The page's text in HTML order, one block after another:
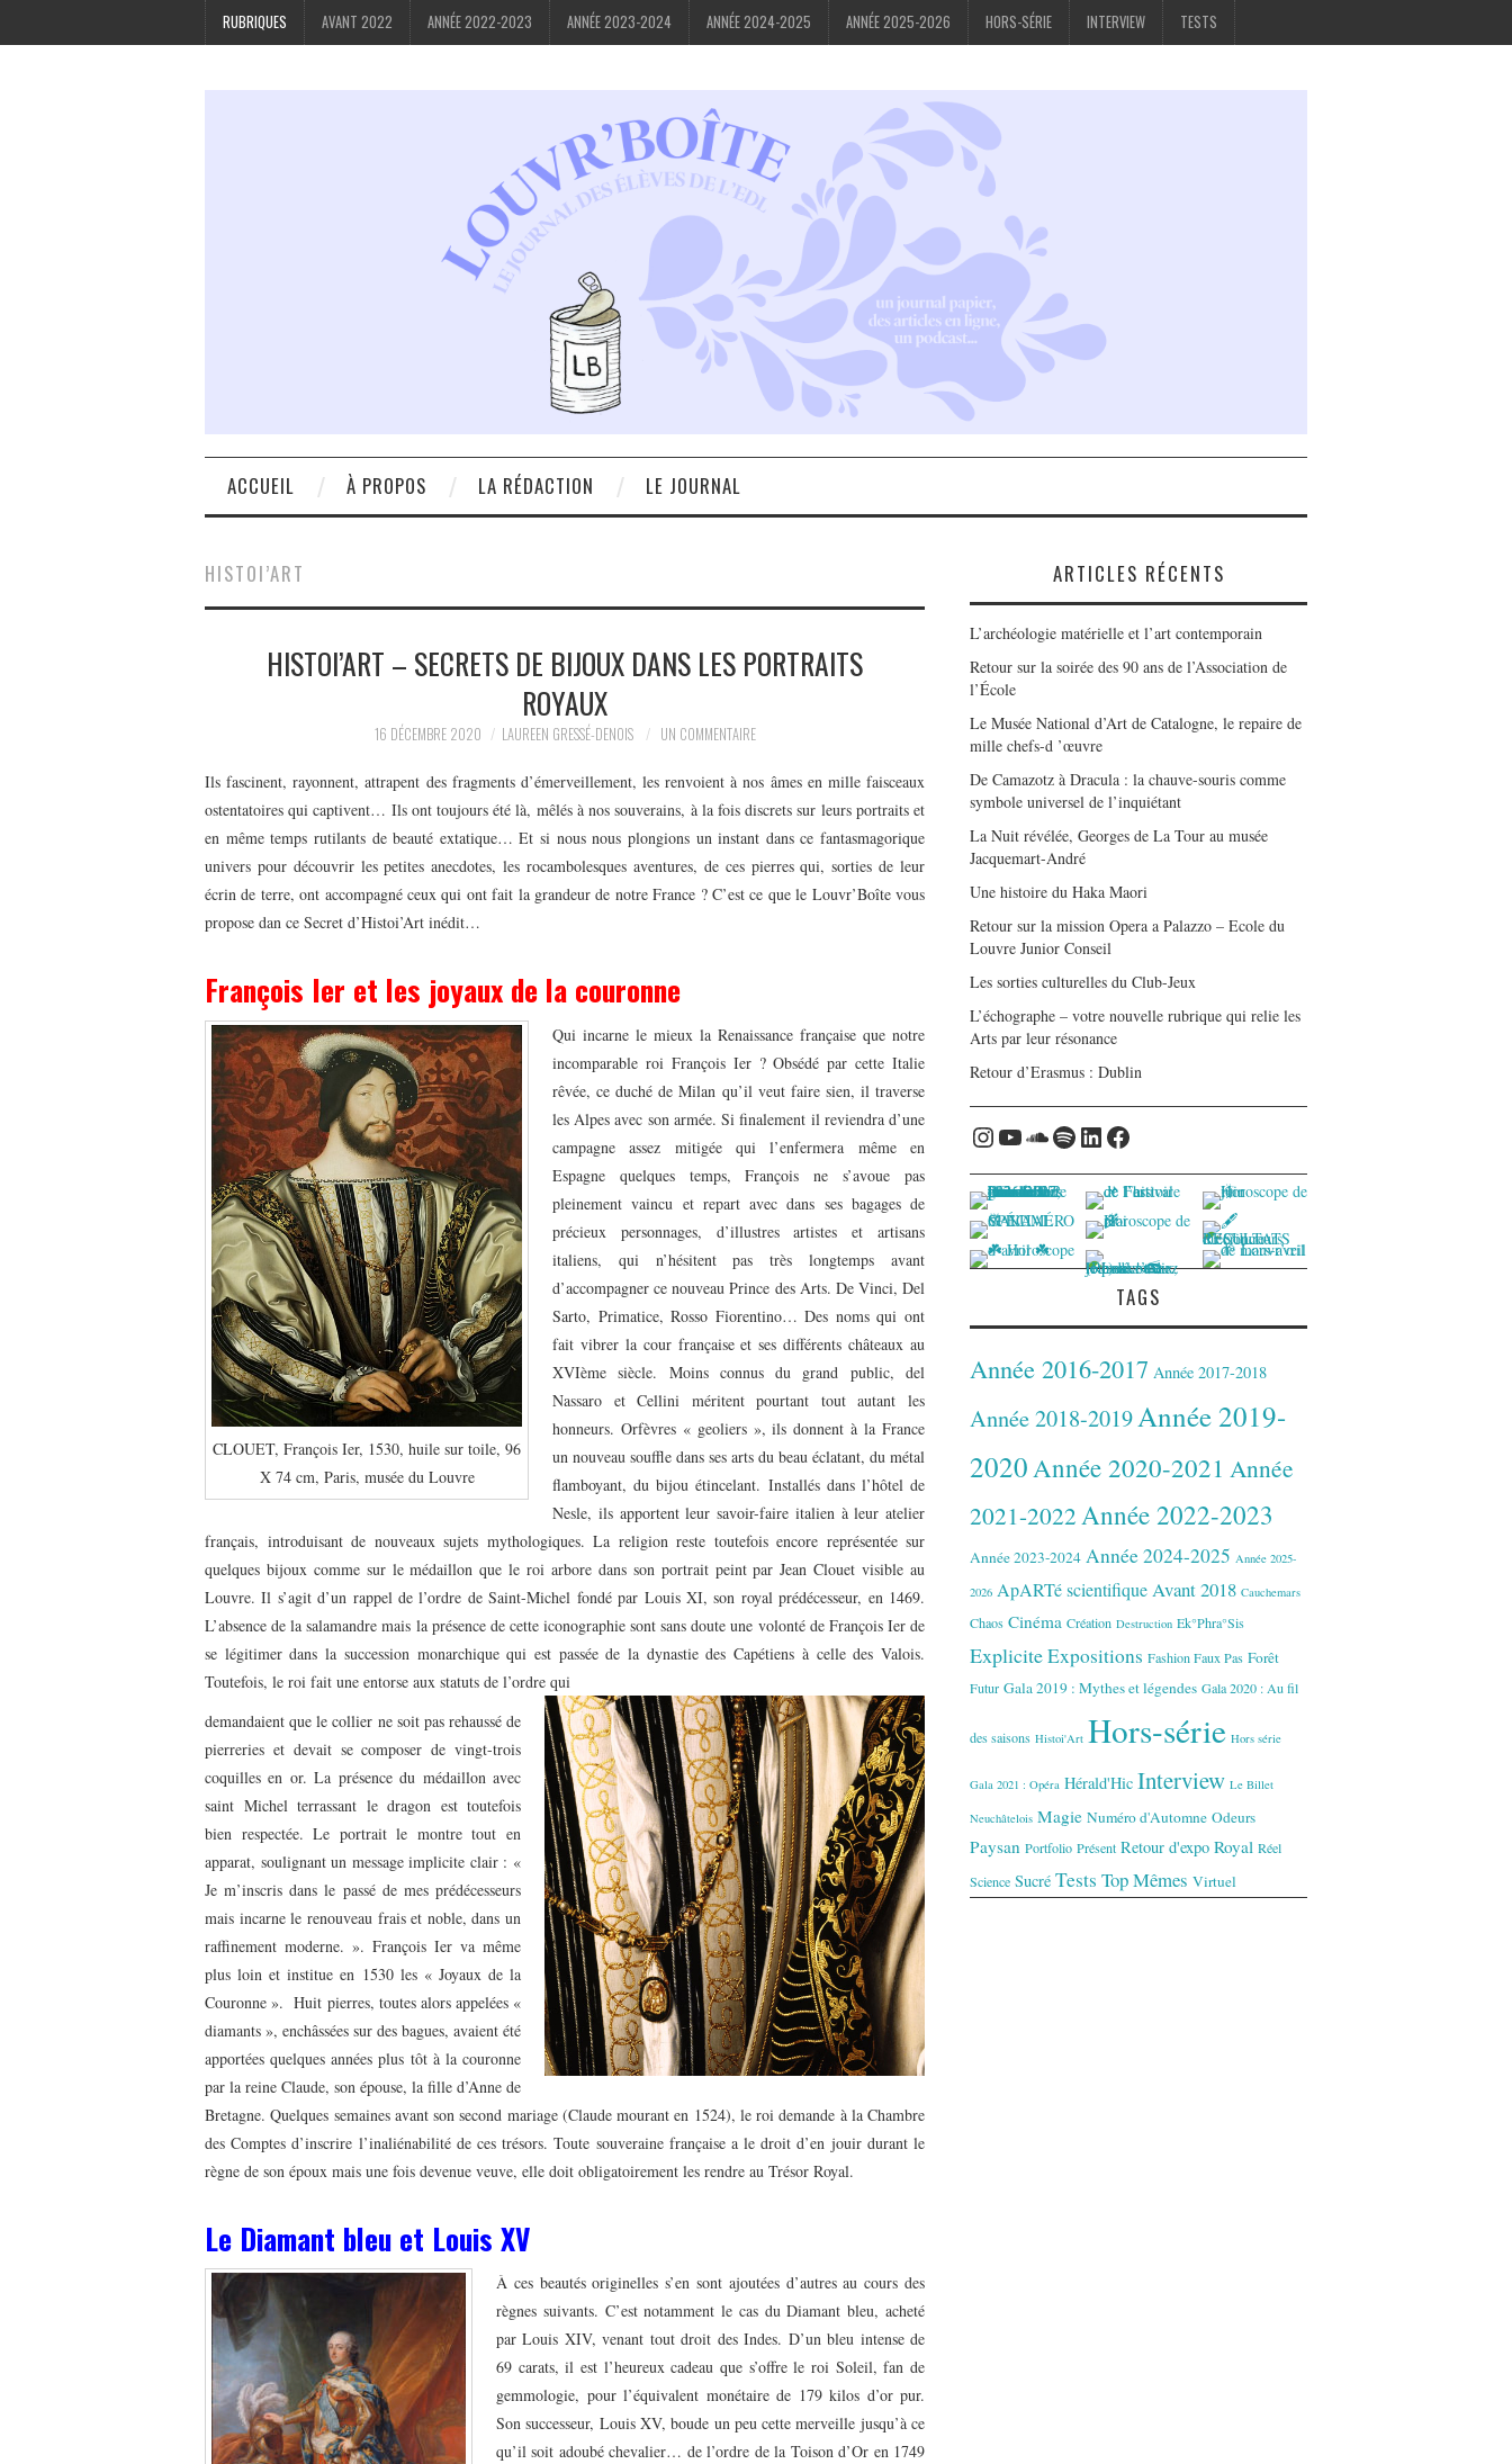
RUBRIQUES AVANT 2022 ANNÉE 2022-2023 ANNÉE 2023-2024 ANNÉE 2024-2025 ANNÉE 2025-2026 HORS-SÉRIE INTERVIEW TESTS
ACCUEIL À PROPOS LA RÉDACTION LE JOURNAL
HISTOI’ART
HISTOI’ART – SECRETS DE BIJOUX DANS LES PORTRAITS
ROYAUX
16 DÉCEMBRE 2020 LAUREEN GRESSÉ-DENOIS UN COMMENTAIRE
Ils fascinent, rayonnent, attrapent des fragments d’émerveillement, les renvoient à nos âmes en mille faisceaux
ostentatoires qui captivent… Ils ont toujours été là, mêlés à nos souverains, à la fois discrets sur leurs portraits et
en même temps rutilants de beauté extatique… Et si nous nous plongions un instant dans ce fantasmagorique
univers pour découvrir les petites anecdotes, les rocambolesques aventures, de ces pierres qui, sorties de leur
écrin de terre, ont accompagné ceux qui ont fait la grandeur de notre France ? C’est ce que le Louvr’Boîte vous
propose dan ce Secret d’Histoi’Art inédit…
François Ier et les joyaux de la couronne
CLOUET, François Ier, 1530, huile sur toile, 96
X 74 cm, Paris, musée du Louvre
Qui incarne le mieux la Renaissance française que notre
incomparable roi François Ier? Obsédé par cette Italie
rêvée, ce duché de Milan qu’il veut faire sien, il traverse
les Alpes avec son armée. Si finalement il reviendra d’une
campagne assez mitigée qui l’enfermera même en
Espagne quelques temps, François ne s’avoue pas
pleinement vaincu et repart avec dans ses bagages de
précieux personnages, d’illustres artistes et artisans
italiens, qui n’hésitent pas très longtemps avant
d’accompagner ce nouveau Prince des Arts. De Vinci, Del
Sarto, Primatice, Rosso Fiorentino… Des noms qui ont
fait vibrer la cour française et ses différents châteaux au
XVIème siècle. Moins connus du grand public, del
Nassaro et Cellini méritent pourtant tout autant les
honneurs. Orfèvres « geoliers », ils donnent à la France
un nouveau souffle dans ses arts du beau éclatant, du métal
flamboyant, du bijou étincelant. Installés dans l’hôtel de
Nesle, ils apportent leur savoir-faire italien à leur atelier
français, introduisant de nouveaux sujets mythologiques. La religion reste toutefois encore représentée sur
quelques bijoux comme sur le médaillon que le roi arbore dans son portrait peint par Jean Clouet visible au
Louvre. Il s’agit d’un rappel de l’ordre de Saint-Michel fondé par Louis XI, son royal prédécesseur, en 1469.
L’absence de la salamandre mais la présence de cette iconographie sont sans doute une volonté de François Ierde
se légitimer dans la succession monarchique qui est passée de la dynastie des Capétiens à celle des Valois.
Toutefois, le roi fait une entorse aux statuts de l’ordre qui
demandaient que le collier ne soit pas rehaussé de
pierreries et devait se composer de vingt-trois
coquilles en or. La présence du médaillon avec
saint Michel terrassant le dragon est toutefois
bien respectée. Le portrait le montre tout en
apparat, soulignant un message implicite clair : «
Je m’inscris dans le passé de mes prédécesseurs
mais incarne le renouveau frais et noble, dans un
raffinement moderne. ». François Ier va même
plus loin et institue en 1530 les « Joyaux de la
Couronne ». Huit pierres, toutes alors appelées «
diamants », enchâssées sur des bagues, avaient été
apportées quelques années plus tôt à la couronne
par la reine Claude, son épouse, la fille d’Anne de
Bretagne. Quelques semaines avant son second mariage (Claude mourant en 1524), le roi demande à la Chambre
des Comptes d’inscrire l’inaliénabilité de ces trésors. Toute souveraine française a le droit d’en jouir durant le
règne de son époux mais une fois devenue veuve, elle doit obligatoirement les rendre au Trésor Royal.
Le Diamant bleu et Louis XV
À ces beautés originelles s’en sont ajoutées d’autres au cours des
règnes suivants. C’est notamment le cas du Diamant bleu, acheté
par Louis XIV, venant tout droit des Indes. D’un bleu intense de
69 carats, il est l’heureux cadeau que s’offre le roi Soleil, fan de
gemmologie, pour l’équivalent monétaire de 179 kilos d’or pur.
Son successeur, Louis XV, boude un peu cette merveille jusqu’à ce
qu’il soit adoubé chevalier… de l’ordre de la Toison d’Or en 1749
ARTICLES RÉCENTS
L’archéologie matérielle et l’art contemporain
Retour sur la soirée des 90 ans de l’Association de
l’École
Le Musée National d’Art de Catalogne, le repaire de
mille chefs-d ’œuvre
De Camazotz à Dracula : la chauve-souris comme
symbole universel de l’inquiétant
La Nuit révélée, Georges de La Tour au musée
Jacquemart-André
Une histoire du Haka Maori
Retour sur la mission Opera a Palazzo – Ecole du
Louvre Junior Conseil
Les sorties culturelles du Club-Jeux
L’échographe – votre nouvelle rubrique qui relie les
Arts par leur résonance
Retour d’Erasmus : Dublin
Instagram
YouTube
Soundcloud
Spotify
LinkedIn
Facebook
TAGS
Année 2016-2017 Année 2017-2018
Année 2018-2019Année 2019-
2020Année 2020-2021 Année
2021-2022Année 2022-2023
Année 2023-2024 Année 2024-2025 Année 2025-
2026 ApARTé scientifiqueAvant 2018 Cauchemars
Chaos Cinéma Création Destruction Ek°Phra°Sis
ExpliciteExpositions Fashion Faux Pas Forêt
Futur Gala 2019 : Mythes et légendes Gala 2020 : Au fil
des saisons Histoi'Art Hors-série Hors série
Gala 2021 : Opéra Hérald'Hic Interview Le Billet
Neuchâtelois Magie Numéro d'Automne Odeurs
Paysan Portfolio Présent Retour d'expo Royal Réel
Science Sucré Tests Top Mêmes Virtuel